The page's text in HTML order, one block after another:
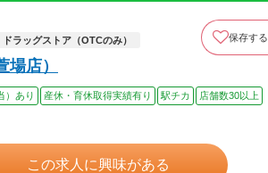
ドラッグストア（OTCのみ） 保存する
店）
）あり 産休・育休取得実績有り 駅チカ
店舗数30以上
この求人に興味がある